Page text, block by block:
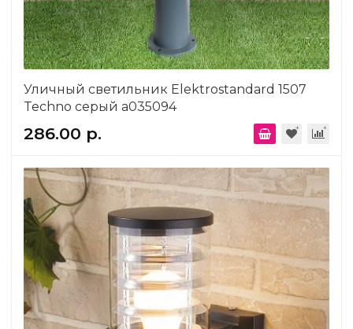
Уличный светильник Elektrostandard 1507
Techno серый a035094
286.00 р.